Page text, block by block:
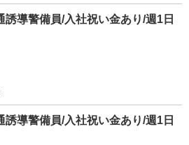
誘導警備員/入社祝い金あり/週1日
誘導警備員/入社祝い金あり/週1日